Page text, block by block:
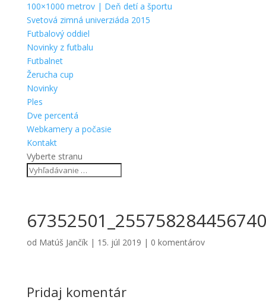
100×1000 metrov | Deň detí a športu
Svetová zimná univerziáda 2015
Futbalový oddiel
Novinky z futbalu
Futbalnet
Žerucha cup
Novinky
Ples
Dve percentá
Webkamery a počasie
Kontakt
Vyberte stranu
od Matúš Jančík| 15. júl 2019 | 0 komentárov
Pridaj komentár